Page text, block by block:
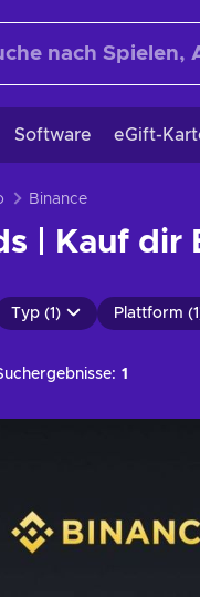
Software eGift-
Binance
| Kauf
Typ (1) Plattform
1